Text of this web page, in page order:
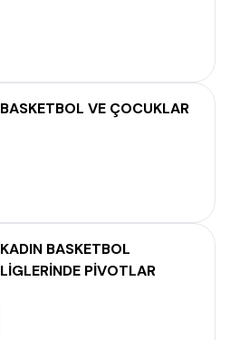
BASKETBOL VE ÇOCUKLAR
KADIN BASKETBOL
LİGLERİNDE PİVOTLAR